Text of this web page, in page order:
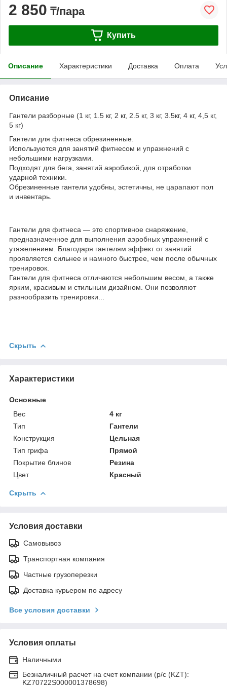
2 850 ₸/пара
Купить
Описание Характеристики Доставка Оплата
Описание
Гантели разборные (1 кг, 1.5 кг, 2 кг, 2.5 кг, 3 кг, 3.5кг, 4 кг, 4,5 кг,
5 кг)
Гантели для фитнеса обрезиненные.
Используются для занятий фитнесом и упражнений с
небольшими нагрузками.
Подходят для бега, занятий аэробикой, для отработки
ударной техники.
Обрезиненные гантели удобны, эстетичны, не царапают пол
и инвентарь.
Гантели для фитнеса ― это спортивное снаряжение,
предназначенное для выполнения аэробных упражнений с
утяжелением. Благодаря гантелям эффект от занятий
проявляется сильнее и намного быстрее, чем после обычных
тренировок.
Гантели для фитнеса отличаются небольшим весом, а также
ярким, красивым и стильным дизайном. Они позволяют
разнообразить тренировки...
Скрыть
Характеристики
Основные
Вес
4 кг
Тип
Гантели
Конструкция
Цельная
Тип грифа
Прямой
Покрытие блинов
Резина
Цвет
Красный
Скрыть
Условия доставки
Самовывоз
Транспортная компания
Частные грузоперезки
Доставка курьером по адресу
Все условия доставки
Условия оплаты
Наличными
Безналичный расчет на счет компании (р/с (KZT):
KZ70722S000001378698)